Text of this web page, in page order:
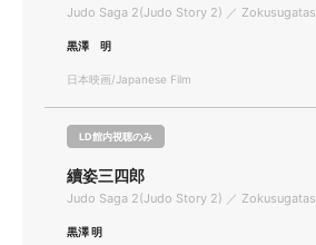
Judo Saga 2(Judo Story 2) ／
黒澤 明
日本映画/Japanese Film
LD館内視聴のみ
續姿三四郎
Judo Saga 2(Judo Story 2) ／
黒澤 明